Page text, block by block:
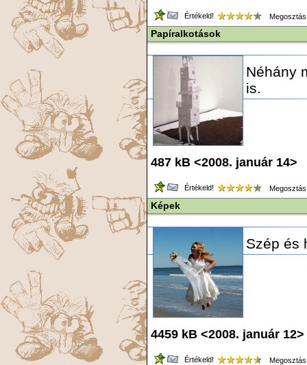
Értékeld!
Papíralkotások
Néhány
is.
487 kB <2008. január 14>
Értékeld!
Képek
Szép és
4459 kB <2008. január
Értékeld!